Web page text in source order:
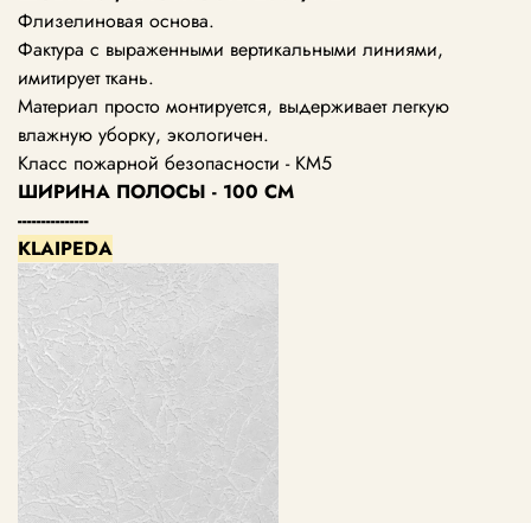
Флизелиновая основа.
Фактура с выраженными вертикальными линиями,
имитирует ткань.
Материал просто монтируется, выдерживает легкую
влажную уборку, экологичен.
Класс пожарной безопасности - КМ5
ШИРИНА ПОЛОСЫ - 100 СМ
---------------
KLAIPEDA